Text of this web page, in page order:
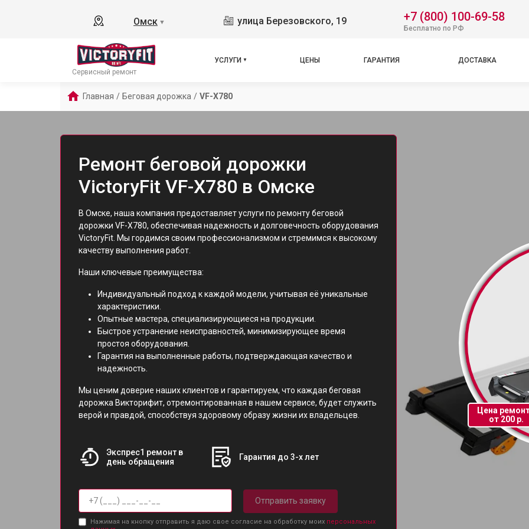
Омск ▼ улица Березовского, 19 +7 (800) 100-69-58
Бесплатно по РФ
Сервисный ремонт
УСЛУГИ ЦЕНЫ ГАРАНТИЯ ДОСТАВКА
Главная / Беговая дорожка / VF-X780
Ремонт беговой дорожки
VictoryFit VF-X780 в Омске
В Омске, наша компания предоставляет услуги по ремонту беговой
дорожки VF-X780, обеспечивая надежность и долговечность оборудования
VictoryFit. Мы гордимся своим профессионализмом и стремимся к высокому
качеству выполнения работ.
Наши ключевые преимущества:
Индивидуальный подход к каждой модели, учитывая её уникальные
характеристики.
Опытные мастера, специализирующиеся на продукции.
Быстрое устранение неисправностей, минимизирующее время
простоя оборудования.
Гарантия на выполненные работы, подтверждающая качество и
надежность.
Мы ценим доверие наших клиентов и гарантируем, что каждая беговая
дорожка Викторифит, отремонтированная в нашем сервисе, будет служить
верой и правдой, способствуя здоровому образу жизни их владельцев.
Экспрес1 ремонт в
день обращения
Гарантия до 3-х лет
Отправить заявку
Нажимая на кнопку отправить я даю свое согласие на обработку моих персональных
Цена
от 200 р.